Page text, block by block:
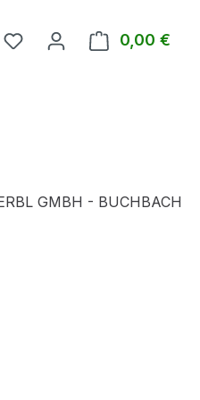
0,00 €
GMBH - BUCHBACH